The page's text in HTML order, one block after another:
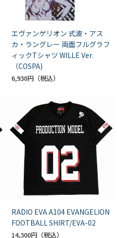
エヴァンゲリオン 式波・アス
カ・ラングレー 両面フルグラフ
ィックTシャツ WILLE Ver.
（COSPA)
6,930円
RADIO EVA A104 EVANGELION
FOOTBALL SHIRT/EVA-02
14,300円